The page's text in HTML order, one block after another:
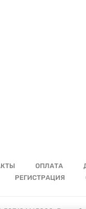
ОПЛАТА
РЕГИСТРАЦИЯ